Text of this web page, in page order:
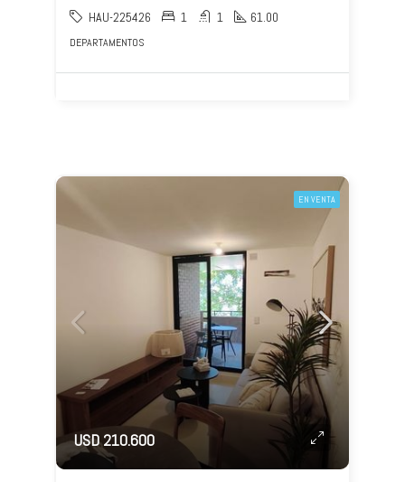
HAU-225426 1 1 61.00
DEPARTAMENTOS
EN VENTA
USD 210.600